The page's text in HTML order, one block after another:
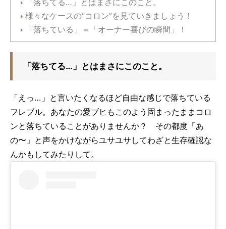
「落ちてる…」とはまさにこのこと。
様々なケースの“コロン”を見ていきましょう！
「落ちている」＝「オーナー喜びの瞬間」！
「落ちてる…」とはまさにこのこと。
「えっ…」と言いたくなるほど自由な感じで落ちている
フレブル。あなたの愛ブヒもこのよう固まったままコロ
ンと落ちていることがありませんか？ その都度「あ
の〜」と声をかけながらユサユサしてわざと生存確認な
んかもしてみたりして。